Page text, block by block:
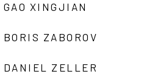
GAO XINGJIAN
BORIS ZABOROV
DANIEL ZELLER